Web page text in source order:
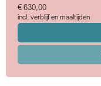
€ 630,00
incl. verblijf en maaltijden